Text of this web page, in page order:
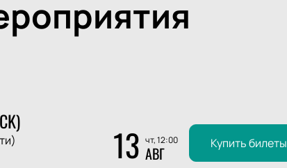
13 чт, 12:00
АВГ Купить билеты